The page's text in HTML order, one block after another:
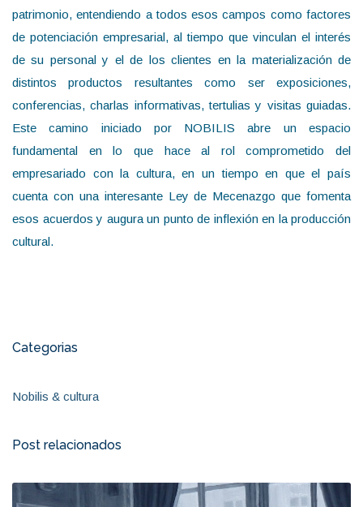
patrimonio, entendiendo a todos esos campos como factores
de potenciación empresarial, al tiempo que vinculan el interés
de su personal y el de los clientes en la materialización de
distintos productos resultantes como ser exposiciones,
conferencias, charlas informativas, tertulias y visitas guiadas.
Este camino iniciado por NOBILIS abre un espacio
fundamental en lo que hace al rol comprometido del
empresariado con la cultura, en un tiempo en que el país
cuenta con una interesante Ley de Mecenazgo que fomenta
esos acuerdos y augura un punto de inflexión en la producción
cultural.
Categorias
Nobilis & cultura
Post relacionados